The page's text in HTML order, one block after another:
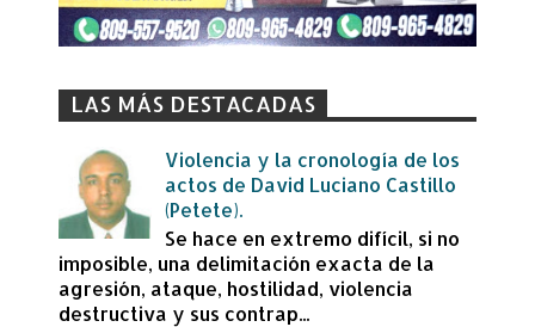
LAS MÁS DESTACADAS
Violencia y la cronología de los
actos de David Luciano Castillo
(Petete).
Se hace en extremo difícil, si no
imposible, una delimitación exacta de la
agresión, ataque, hostilidad, violencia
destructiva y sus contrap...